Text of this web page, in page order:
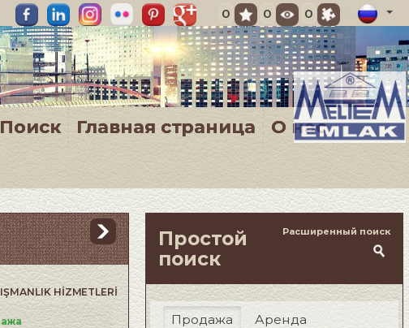
0 0 0
Поиск Главная страница
О нас
HİZMETLERİ
Простой
поиск
Расширенный поиск
Продажа
Аренда